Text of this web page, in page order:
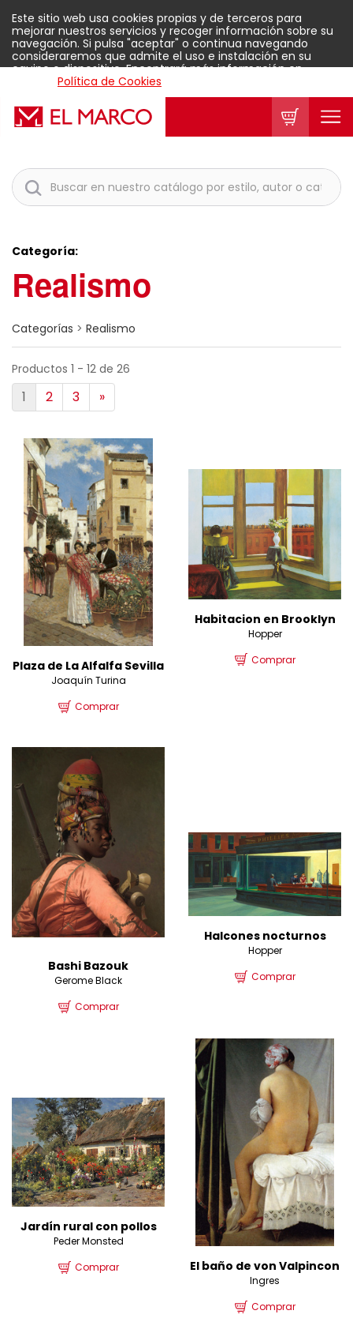
Este sitio web usa cookies propias y de terceros para
mejorar nuestros servicios y recoger información sobre su
navegación. Si pulsa "aceptar" o continua navegando
consideraremos que admite el uso e instalación en su
equipo o dispositivo. Encontrará más información en
Política de Cookies
Aceptar
Categoría:
Realismo
Categorías > Realismo
Productos 1 - 12 de 26
1 2 3 »
Plaza de La Alfalfa Sevilla
Joaquín Turina
Comprar
Habitacion en Brooklyn
Hopper
Comprar
Bashi Bazouk
Gerome Black
Comprar
Halcones nocturnos
Hopper
Comprar
Jardín rural con pollos
Peder Monsted
Comprar
El baño de von Valpincon
Ingres
Comprar